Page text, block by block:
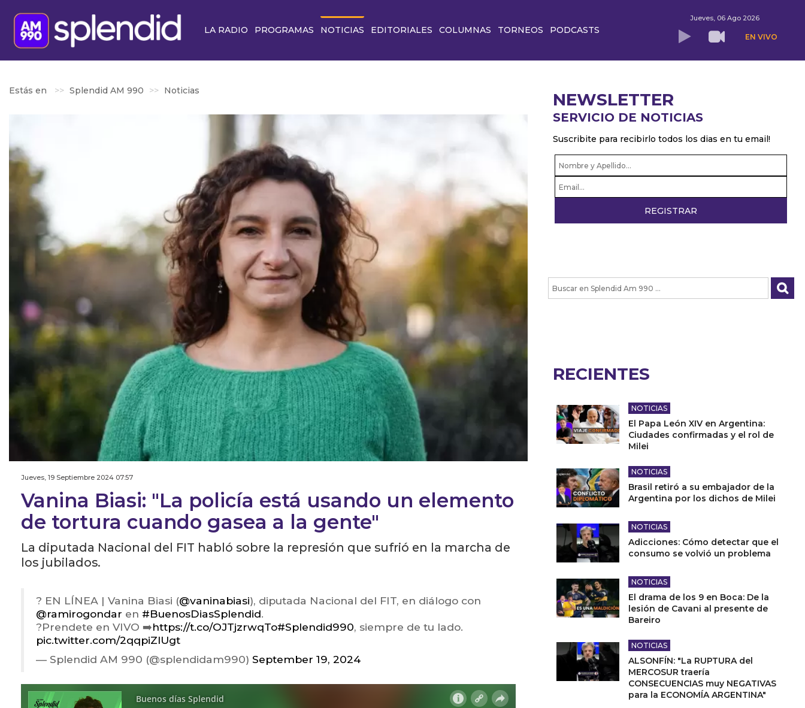
LA RADIO PROGRAMAS NOTICIAS EDITORIALES COLUMNAS TORNEOS PODCASTS
Jueves, 06 Ago 2026
EN VIVO
Estás en Splendid AM 990 Noticias
Jueves, 19 Septiembre 2024 07:57
Vanina Biasi: "La policía está usando un elemento
de tortura cuando gasea a la gente"
La diputada Nacional del FIT habló sobre la represión que sufrió en la marcha de
los jubilados.
? EN LÍNEA | Vanina Biasi (@vaninabiasi), diputada Nacional del FIT, en diálogo con
@ramirogondar en #BuenosDiasSplendid.
?Prendete en VIVO ➡️https://t.co/OJTjzrwqTo#Splendid990, siempre de tu lado.
pic.twitter.com/2qqpiZlUgt
— Splendid AM 990 (@splendidam990) September 19, 2024
NEWSLETTER
SERVICIO DE NOTICIAS
Suscribite para recibirlo todos los dias en tu email!
RECIENTES
NOTICIAS
El Papa León XIV en Argentina:
Ciudades confirmadas y el rol de
Milei
NOTICIAS
Brasil retiró a su embajador de la
Argentina por los dichos de Milei
NOTICIAS
Adicciones: Cómo detectar que el
consumo se volvió un problema
NOTICIAS
El drama de los 9 en Boca: De la
lesión de Cavani al presente de
Bareiro
NOTICIAS
ALSONFÍN: "La RUPTURA del
MERCOSUR traería
CONSECUENCIAS muy NEGATIVAS
para la ECONOMÍA ARGENTINA"